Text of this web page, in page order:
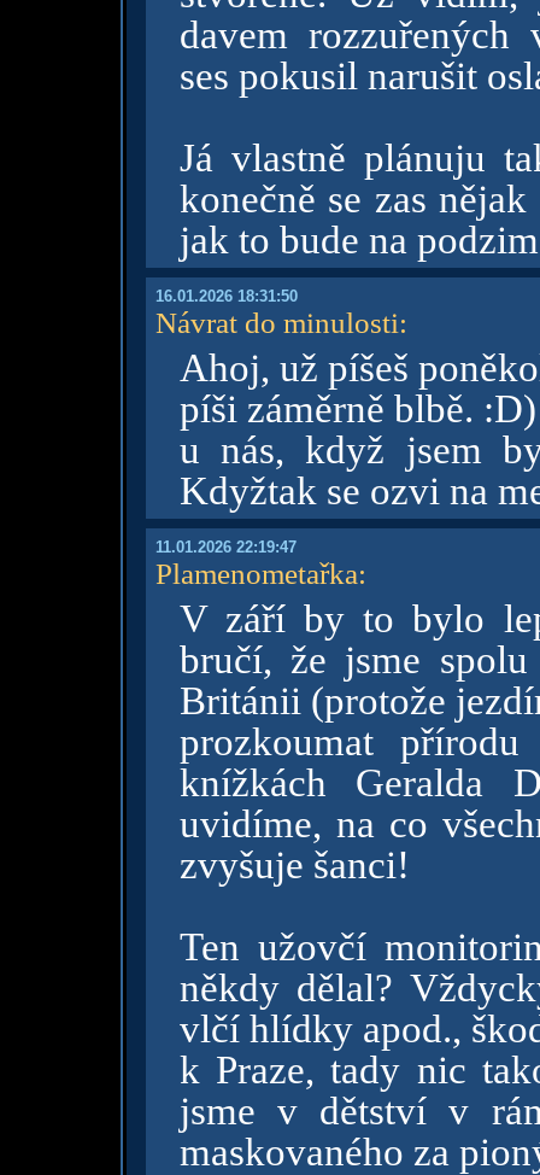
davem
ses pokusil narušit
Já vlastně plánuju
konečně se zas
jak to bude na
16.01.2026 18:31:50
Návrat do minulosti:
Ahoj, už píšeš
píši záměrně blbě.
u nás, když jsem
Kdyžtak se ozvi na
11.01.2026 22:19:47
Plamenometařka:
V září by to bylo
bručí, že jsme
Británii (protože
prozkoumat
knížkách Geralda
uvidíme, na co
zvyšuje šanci!
Ten užovčí
někdy dělal?
vlčí hlídky apod.,
k Praze, tady nic
jsme v dětství v
maskovaného za